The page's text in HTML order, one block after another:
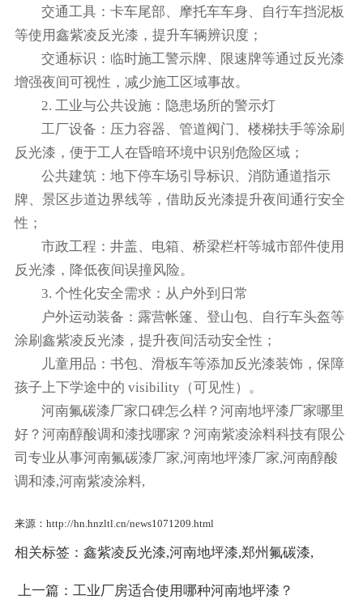
交通工具：卡车尾部、摩托车车身、自行车挡泥板
等使用鑫紫凌反光漆，提升车辆辨识度；​
交通标识：临时施工警示牌、限速牌等通过反光漆
增强夜间可视性，减少施工区域事故。​
2. 工业与公共设施：隐患场所的警示灯​
工厂设备：压力容器、管道阀门、楼梯扶手等涂刷
反光漆，便于工人在昏暗环境中识别危险区域；​
公共建筑：地下停车场引导标识、消防通道指示
牌、景区步道边界线等，借助反光漆提升夜间通行安全
性；​
市政工程：井盖、电箱、桥梁栏杆等城市部件使用
反光漆，降低夜间误撞风险。​
3. 个性化安全需求：从户外到日常​
户外运动装备：露营帐篷、登山包、自行车头盔等
涂刷鑫紫凌反光漆，提升夜间活动安全性；​
儿童用品：书包、滑板车等添加反光漆装饰，保障
孩子上下学途中的 visibility（可见性）。
河南氟碳漆厂家口碑怎么样？河南地坪漆厂家哪里
好？河南醇酸调和漆找哪家？河南紫凌涂料科技有限公
司专业从事河南氟碳漆厂家,河南地坪漆厂家,河南醇酸
调和漆,河南紫凌涂料,
来源：http://hn.hnzltl.cn/news1071209.html
相关标签： 鑫紫凌反光漆,河南地坪漆,郑州氟碳漆,
上一篇： 工业厂房适合使用哪种河南地坪漆？